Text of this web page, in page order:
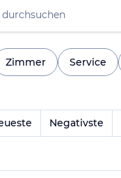
Zimmer Service
Negativste